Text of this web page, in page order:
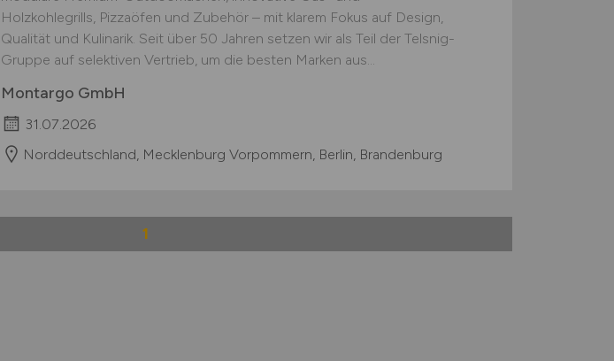
Holzkohlegrills, Pizzaöfen und Zubehör – mit klarem Fokus auf Design,
Qualität und Kulinarik. Seit über 50 Jahren setzen wir als Teil der Telsnig-
Gruppe auf selektiven Vertrieb, um die besten Marken aus...
Montargo GmbH
31.07.2026
Norddeutschland, Mecklenburg Vorpommern, Berlin, Brandenburg
1